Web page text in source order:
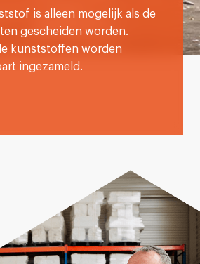
is alleen mogelijk als de
gescheiden worden.
kunststoffen worden
ingezameld.